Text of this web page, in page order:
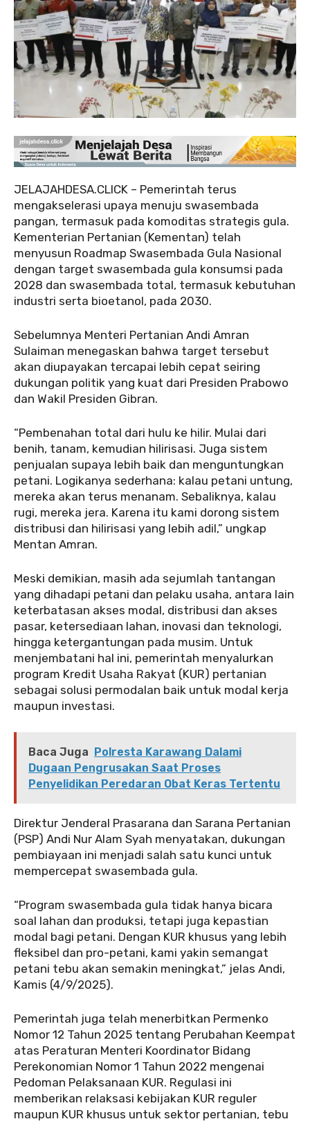
JELAJAHDESA.CLICK – Pemerintah terus
mengakselerasi upaya menuju swasembada
pangan, termasuk pada komoditas strategis gula.
Kementerian Pertanian (Kementan) telah
menyusun Roadmap Swasembada Gula Nasional
dengan target swasembada gula konsumsi pada
2028 dan swasembada total, termasuk kebutuhan
industri serta bioetanol, pada 2030.
Sebelumnya Menteri Pertanian Andi Amran
Sulaiman menegaskan bahwa target tersebut
akan diupayakan tercapai lebih cepat seiring
dukungan politik yang kuat dari Presiden Prabowo
dan Wakil Presiden Gibran.
“Pembenahan total dari hulu ke hilir. Mulai dari
benih, tanam, kemudian hilirisasi. Juga sistem
penjualan supaya lebih baik dan menguntungkan
petani. Logikanya sederhana: kalau petani untung,
mereka akan terus menanam. Sebaliknya, kalau
rugi, mereka jera. Karena itu kami dorong sistem
distribusi dan hilirisasi yang lebih adil,” ungkap
Mentan Amran.
Meski demikian, masih ada sejumlah tantangan
yang dihadapi petani dan pelaku usaha, antara lain
keterbatasan akses modal, distribusi dan akses
pasar, ketersediaan lahan, inovasi dan teknologi,
hingga ketergantungan pada musim. Untuk
menjembatani hal ini, pemerintah menyalurkan
program Kredit Usaha Rakyat (KUR) pertanian
sebagai solusi permodalan baik untuk modal kerja
maupun investasi.
Baca Juga Polresta Karawang Dalami
Dugaan Pengrusakan Saat Proses
Penyelidikan Peredaran Obat Keras Tertentu
Direktur Jenderal Prasarana dan Sarana Pertanian
(PSP) Andi Nur Alam Syah menyatakan, dukungan
pembiayaan ini menjadi salah satu kunci untuk
mempercepat swasembada gula.
“Program swasembada gula tidak hanya bicara
soal lahan dan produksi, tetapi juga kepastian
modal bagi petani. Dengan KUR khusus yang lebih
fleksibel dan pro-petani, kami yakin semangat
petani tebu akan semakin meningkat,” jelas Andi,
Kamis (4/9/2025).
Pemerintah juga telah menerbitkan Permenko
Nomor 12 Tahun 2025 tentang Perubahan Keempat
atas Peraturan Menteri Koordinator Bidang
Perekonomian Nomor 1 Tahun 2022 mengenai
Pedoman Pelaksanaan KUR. Regulasi ini
memberikan relaksasi kebijakan KUR reguler
maupun KUR khusus untuk sektor pertanian, tebu